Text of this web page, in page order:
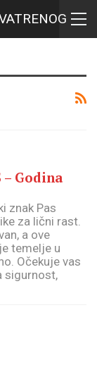
VATRENE
– Godina
znak Pas
za lični rast.
a ove
temelje u
Očekuje vas
sigurnost,